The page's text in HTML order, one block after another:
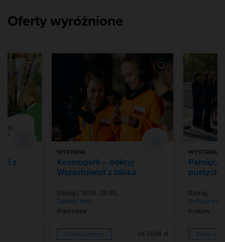
Oferty wyróżnione
z
WYSTAWA
Kosmopark – odkryj
Wszechświat z bliska
Dzisiaj | 10:00 - 20:00
Zobacz inne
Warszawa
Zobacz więcej od 39,00 zł
WYSTAWA
Pamięć/
pustych
Dzisiaj
Zobacz inne
Kraków
Zobacz